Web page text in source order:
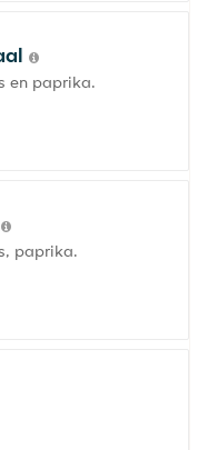
en paprika.
paprika.